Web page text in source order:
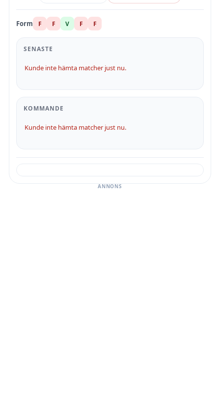
Form F F V F F
SENASTE
Kunde inte hämta matcher just nu.
KOMMANDE
Kunde inte hämta matcher just nu.
ANNONS